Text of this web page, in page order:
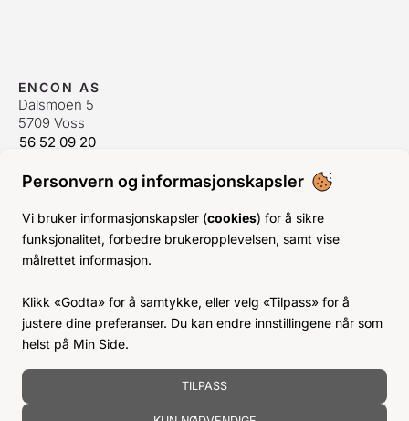
Personvern og informasjonskapsler
Vi bruker informasjonskapsler (cookies) for å sikre
funksjonalitet, forbedre brukeropplevelsen, samt vise
målrettet informasjon.
Klikk «Godta» for å samtykke, eller velg «Tilpass» for å
justere dine preferanser. Du kan endre innstillingene når som
helst på Min Side.
TILPASS
ENCON AS
Dalsmoen 5
5709 Voss
56 52 09 20
ÅPNINGSTIDER ORDREKONTOR
Man-Fre:08–16
Lør-Søn: Stengt
Helligdager: Stengt
KJØPSVILKÅR
BLI KUNDE